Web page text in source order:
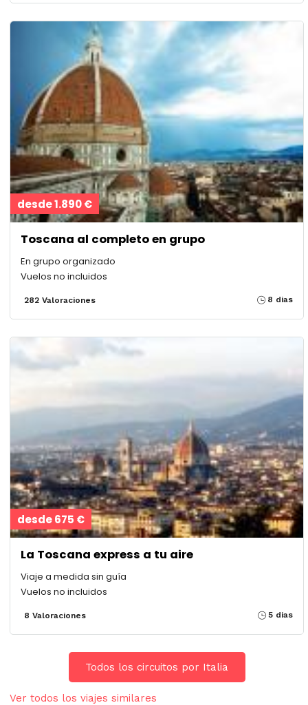
desde 1.890 €
Toscana al completo en grupo
En grupo organizado
Vuelos no incluidos
282 Valoraciones 8 dias
desde 675 €
La Toscana express a tu aire
Viaje a medida sin guía
Vuelos no incluidos
8 Valoraciones 5 dias
Todos los circuitos por Italia
Ver todos los viajes similares